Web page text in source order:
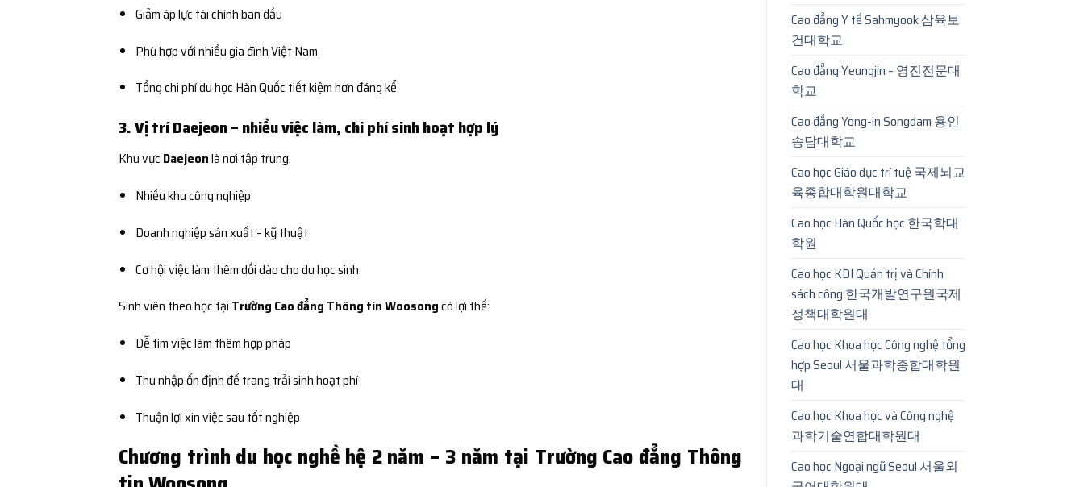
Giảm áp lực tài chính ban đầu
Phù hợp với nhiều gia đình Việt Nam
Tổng chi phí du học Hàn Quốc tiết kiệm hơn đáng kể
3. Vị trí Daejeon – nhiều việc làm, chi phí sinh hoạt hợp lý
Khu vực Daejeonlà nơi tập trung:
Nhiều khu công nghiệp
Doanh nghiệp sản xuất – kỹ thuật
Cơ hội việc làm thêm dồi dào cho du học sinh
Sinh viên theo học tại Trường Cao đẳng Thông tin Woosongcó lợi thế:
Dễ tìm việc làm thêm hợp pháp
Thu nhập ổn định để trang trải sinh hoạt phí
Thuận lợi xin việc sau tốt nghiệp
Chương trình du học nghề hệ 2 năm – 3 năm tại Trường Cao đẳng Thông
Cao đẳng Y tế Sahmyook 삼육보
건대학교
Cao đẳng Yeungjin – 영진전문대
학교
Cao đẳng Yong-in Songdam 용인
송담대학교
Cao học Giáo dục trí tuệ 국제뇌교
육종합대학원대학교
Cao học Hàn Quốc học 한국학대
학원
Cao học KDI Quản trị và Chính
sách công 한국개발연구원국제
정책대학원대
Cao học Khoa học Công nghệ tổng
hợp Seoul 서울과학종합대학원
대
Cao học Khoa học và Công nghệ
과학기술연합대학원대
Cao học Ngoại ngữ Seoul 서울외